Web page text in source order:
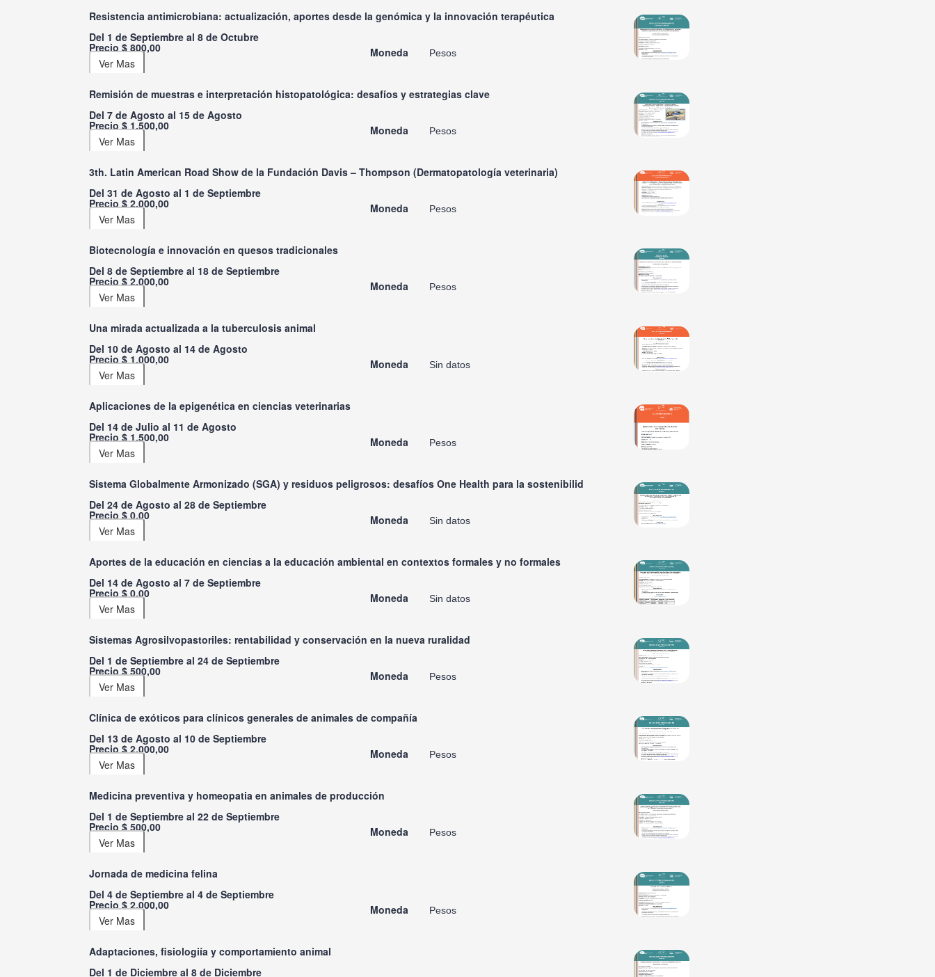
Resistencia antimicrobiana: actualización, aportes desde la genómica y la innovación terapéutica
Del 1 de Septiembre al 8 de Octubre
Precio $ 800,00 Moneda Pesos
Remisión de muestras e interpretación histopatológica: desafíos y estrategias clave
Del 7 de Agosto al 15 de Agosto
Precio $ 1.500,00 Moneda Pesos
3th. Latin American Road Show de la Fundación Davis – Thompson (Dermatopatología veterinaria)
Del 31 de Agosto al 1 de Septiembre
Precio $ 2.000,00 Moneda Pesos
Biotecnología e innovación en quesos tradicionales
Del 8 de Septiembre al 18 de Septiembre
Precio $ 2.000,00 Moneda Pesos
Una mirada actualizada a la tuberculosis animal
Del 10 de Agosto al 14 de Agosto
Precio $ 1.000,00 Moneda Sin datos
Aplicaciones de la epigenética en ciencias veterinarias
Del 14 de Julio al 11 de Agosto
Precio $ 1.500,00 Moneda Pesos
Sistema Globalmente Armonizado (SGA) y residuos peligrosos: desafíos One Health para la sostenibilid
Del 24 de Agosto al 28 de Septiembre
Precio $ 0,00 Moneda Sin datos
Aportes de la educación en ciencias a la educación ambiental en contextos formales y no formales
Del 14 de Agosto al 7 de Septiembre
Precio $ 0,00 Moneda Sin datos
Sistemas Agrosilvopastoriles: rentabilidad y conservación en la nueva ruralidad
Del 1 de Septiembre al 24 de Septiembre
Precio $ 500,00 Moneda Pesos
Clínica de exóticos para clínicos generales de animales de compañía
Del 13 de Agosto al 10 de Septiembre
Precio $ 2.000,00 Moneda Pesos
Medicina preventiva y homeopatia en animales de producción
Del 1 de Septiembre al 22 de Septiembre
Precio $ 500,00 Moneda Pesos
Jornada de medicina felina
Del 4 de Septiembre al 4 de Septiembre
Precio $ 2.000,00 Moneda Pesos
Adaptaciones, fisiologiía y comportamiento animal
Del 1 de Diciembre al 8 de Diciembre